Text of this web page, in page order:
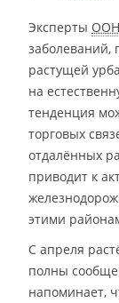
Эксперты ООН
заболеваний,
растущей
на
тенденция
торговых
отдалённых
приводит к
этими
С апреля
полны
напоминает,